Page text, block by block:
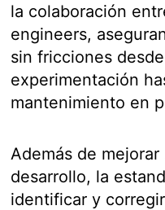
la colaboración
engineers,
sin fricciones
experimentación
mantenimiento en
Además de
desarrollo, la
identificar y